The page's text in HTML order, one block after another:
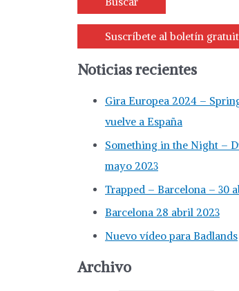
Suscríbete al boletín
Noticias recientes
Gira Europea 2024 –
vuelve a España
Something in the Night –
mayo 2023
Trapped – Barcelona – 30
Barcelona 28 abril 2023
Nuevo vídeo para Badlands
Archivo